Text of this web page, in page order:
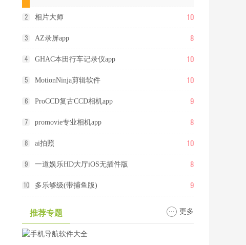
2 相片大师 10
3 AZ录屏app 8
4 GHAC本田行车记录仪app 10
5 MotionNinja剪辑软件 10
6 ProCCD复古CCD相机app 9
7 promovie专业相机app 8
8 ai拍照 10
9 一道娱乐HD大厅iOS无插件版 8
10 多乐够级(带捕鱼版) 9
推荐专题 更多